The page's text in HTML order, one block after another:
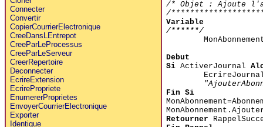
Connecter
Convertir
CopierCourrierElectronique
CreeDansLEntrepot
CreeParLeProcessus
CreeParLeServeur
CreerRepertoire
Deconnecter
EcrireExtension
EcrirePropriete
EnumererProprietes
EnvoyerCourrierElectronique
Exporter
Identique
/* Objet : Ajoute
/
Variable
/******/
Debut
SiActiverJournal
Fin Si
Retourner